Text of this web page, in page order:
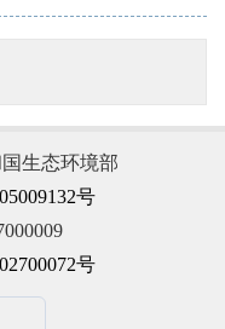
生态环境部
号
号